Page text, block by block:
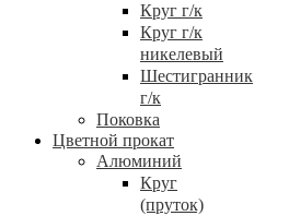
Круг г/к
Круг г/к
никелевый
Шестигранник
г/к
Поковка
Цветной прокат
Алюминий
Круг
(пруток)